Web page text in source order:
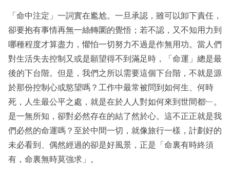
「命中注定」一詞實在尷尬。一旦承認，雖可以卸下責任，
卻要抱有事情再無一絲轉圜的覺悟；若不認，又不知用力到
哪種程度才算盡力，懼怕一切努力不過是作無用功。當人們
對生活失去控制又或是願望得不到滿足時，「命運」總是最
後的下台階。但是，我們之所以需要這個下台階，不就是源
於那份控制心或慾望嗎？工作中最常被問到如何生、何時
死，人生最公平之處，就是在於人人對如何來到世間都﹂。
是一無所知，卻對必然存在的結了然於心。這不正正就是我
們必然的命運嗎？至於中間一切，就像旅行一樣，計劃好的
未必看到、偶然經過的卻是好風景，正是「命裏有時終須
有，命裏無時莫強求」。